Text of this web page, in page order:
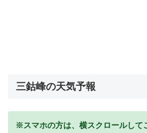
三鈷峰の天気予報
※スマホの方は、横スクロールして